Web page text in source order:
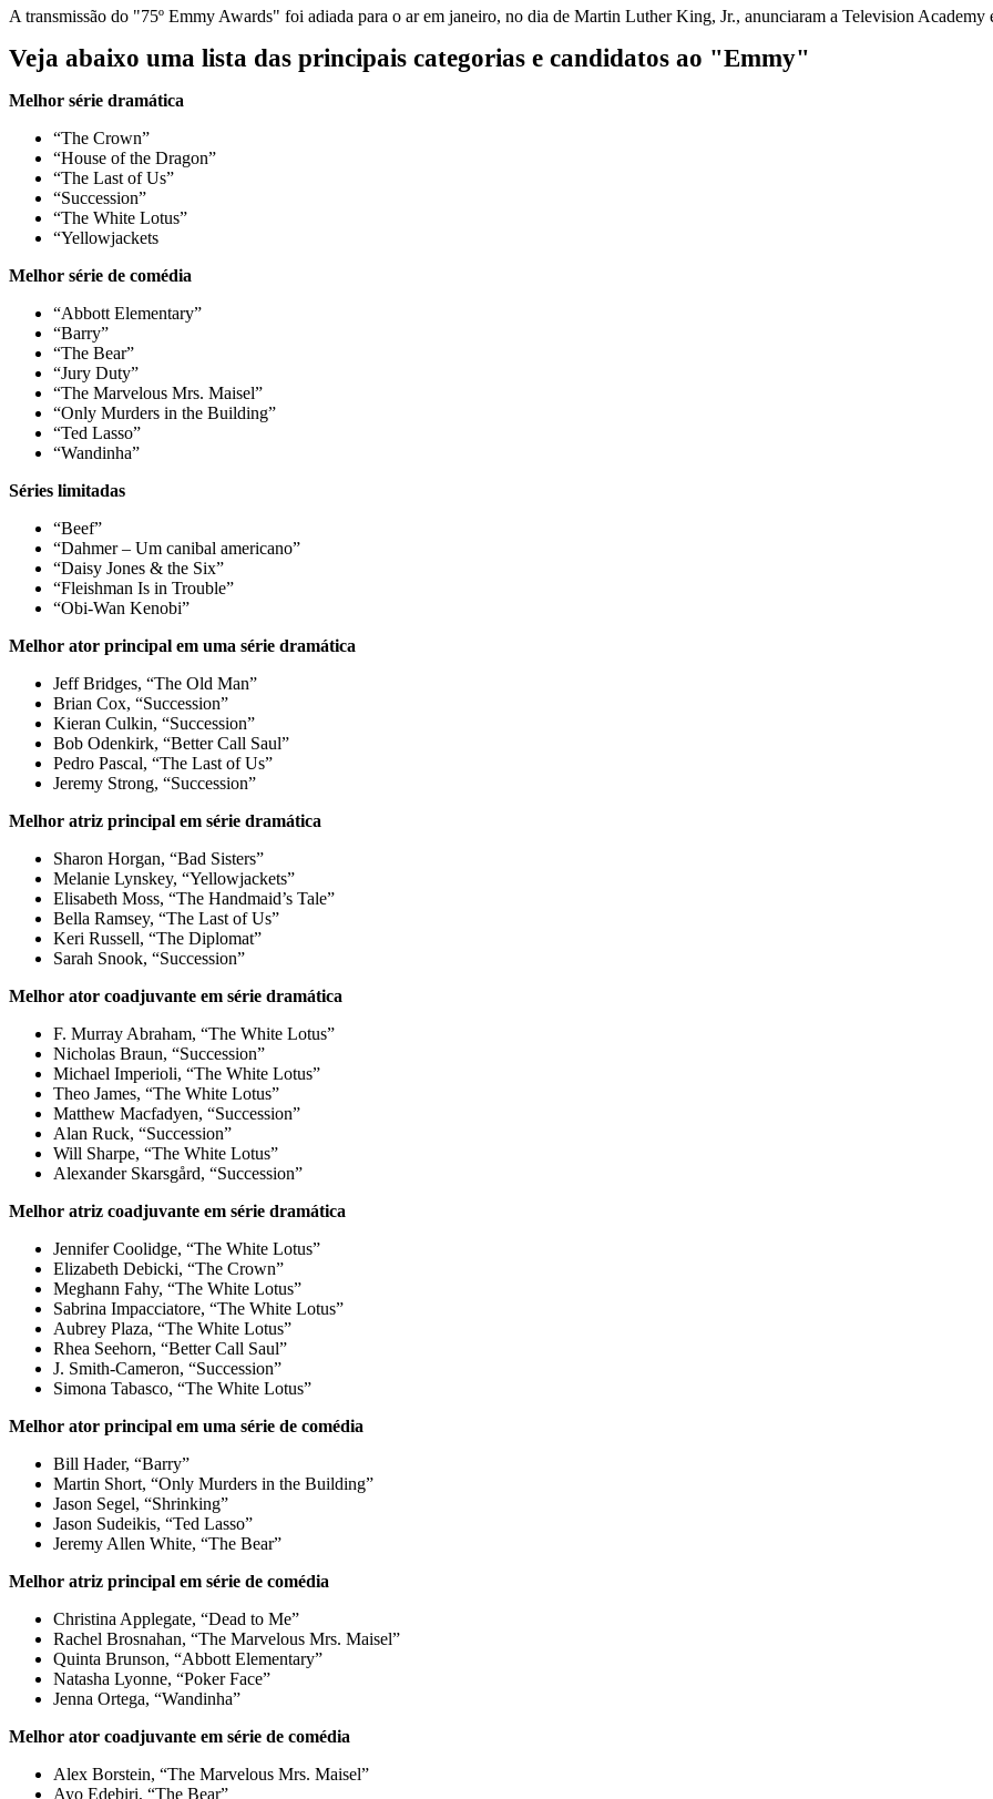
A transmissão do "75º Emmy Awards" foi adiada para o ar em janeiro, no dia de Martin Luther King, Jr., anunciaram a Television Academy
Veja abaixo uma lista das principais categorias e candidatos ao "Emmy"
Melhor série dramática
“The Crown”
“House of the Dragon”
“The Last of Us”
“Succession”
“The White Lotus”
“Yellowjackets
Melhor série de comédia
“Abbott Elementary”
“Barry”
“The Bear”
“Jury Duty”
“The Marvelous Mrs. Maisel”
“Only Murders in the Building”
“Ted Lasso”
“Wandinha”
Séries limitadas
“Beef”
“Dahmer – Um canibal americano”
“Daisy Jones & the Six”
“Fleishman Is in Trouble”
“Obi-Wan Kenobi”
Melhor ator principal em uma série dramática
Jeff Bridges, “The Old Man”
Brian Cox, “Succession”
Kieran Culkin, “Succession”
Bob Odenkirk, “Better Call Saul”
Pedro Pascal, “The Last of Us”
Jeremy Strong, “Succession”
Melhor atriz principal em série dramática
Sharon Horgan, “Bad Sisters”
Melanie Lynskey, “Yellowjackets”
Elisabeth Moss, “The Handmaid’s Tale”
Bella Ramsey, “The Last of Us”
Keri Russell, “The Diplomat”
Sarah Snook, “Succession”
Melhor ator coadjuvante em série dramática
F. Murray Abraham, “The White Lotus”
Nicholas Braun, “Succession”
Michael Imperioli, “The White Lotus”
Theo James, “The White Lotus”
Matthew Macfadyen, “Succession”
Alan Ruck, “Succession”
Will Sharpe, “The White Lotus”
Alexander Skarsgård, “Succession”
Melhor atriz coadjuvante em série dramática
Jennifer Coolidge, “The White Lotus”
Elizabeth Debicki, “The Crown”
Meghann Fahy, “The White Lotus”
Sabrina Impacciatore, “The White Lotus”
Aubrey Plaza, “The White Lotus”
Rhea Seehorn, “Better Call Saul”
J. Smith-Cameron, “Succession”
Simona Tabasco, “The White Lotus”
Melhor ator principal em uma série de comédia
Bill Hader, “Barry”
Martin Short, “Only Murders in the Building”
Jason Segel, “Shrinking”
Jason Sudeikis, “Ted Lasso”
Jeremy Allen White, “The Bear”
Melhor atriz principal em série de comédia
Christina Applegate, “Dead to Me”
Rachel Brosnahan, “The Marvelous Mrs. Maisel”
Quinta Brunson, “Abbott Elementary”
Natasha Lyonne, “Poker Face”
Jenna Ortega, “Wandinha”
Melhor ator coadjuvante em série de comédia
Alex Borstein, “The Marvelous Mrs. Maisel”
Ayo Edebiri, “The Bear”